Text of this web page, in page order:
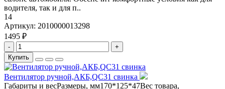
водителя, так и для п..
14
Артикул: 2010000013298
1495 ₽
-
+
Купить
Вентилятор ручной,АКБ,QC31 свинка
Габариты и весРазмеры, мм170*125*47Вес товара,